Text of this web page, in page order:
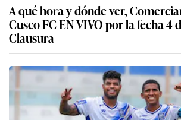
A qué hora y dónde ver,
Cusco FC EN VIVO por la fecha 4
Clausura